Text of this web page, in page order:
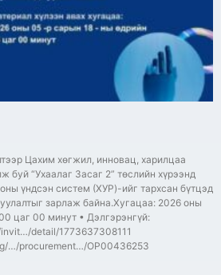
Цахим хөгжил, инновац, харилцаа
буй “Ухаалаг Засаг 2” төслийн хүрээнд
үндсэн систем (ХУР)-ийг тархсан бүтцэд
зарлаж байна.Хугацаа: 2026 оны
цаг 00 минут • Дэлгэрэнгүй:
detail/1773637308111
…/procurement…/OP00436253